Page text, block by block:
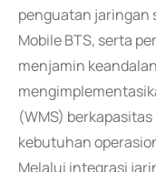
penguatan jaringan
Mobile BTS, serta
menjamin
(WMS)
kebutuhan
Melalui integrasi